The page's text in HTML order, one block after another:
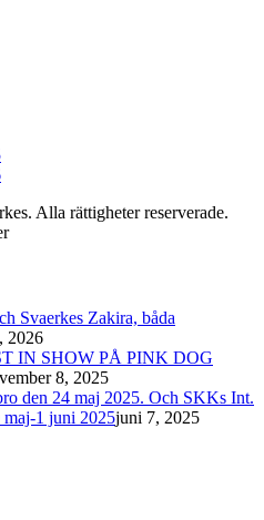
Alla rättigheter reserverade.
Svaerkes Zakira, båda
2026
IN SHOW PÅ PINK DOG
8, 2025
den 24 maj 2025. Och SKKs Int.
maj-1 juni 2025juni 7, 2025